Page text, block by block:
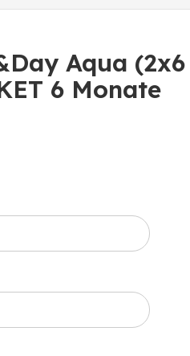
Aqua (2x6
6 Monate